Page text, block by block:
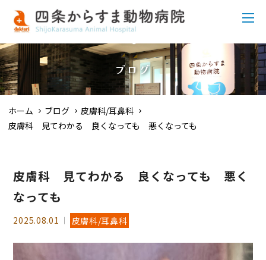
ブログ
ホーム ブログ
皮膚科/耳鼻科
皮膚科 見てわかる 良くなっても 悪くなっても
皮膚科 見てわかる 良くなっても 悪く
なっても
2025.08.01 皮膚科/耳鼻科